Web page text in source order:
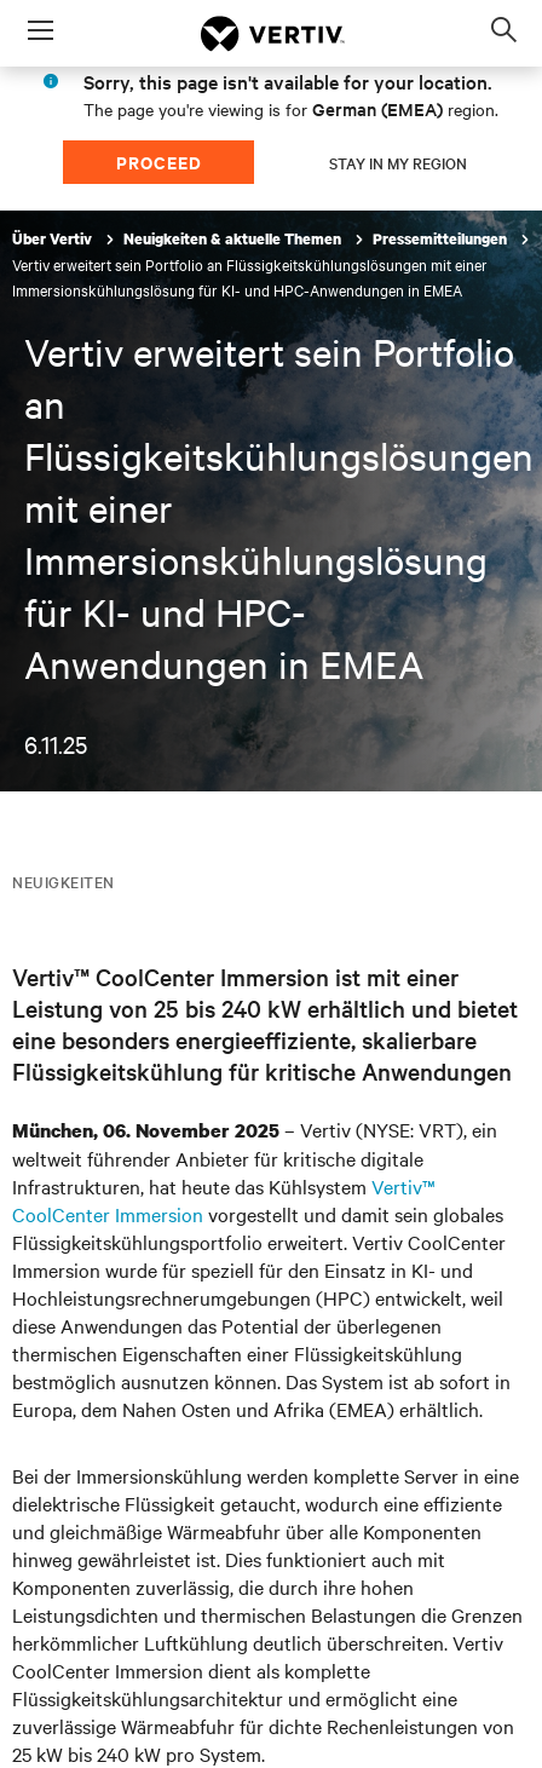
Menu
Sorry, this page isn't available for your location.
The page you're viewing is for German (EMEA) region.
PROCEED STAY IN MY REGION
Über Vertiv Neuigkeiten & aktuelle Themen Pressemitteilungen
Vertiv erweitert sein Portfolio an Flüssigkeitskühlungslösungen mit einer
Immersionskühlungslösung für KI- und HPC-Anwendungen in EMEA
Vertiv erweitert sein Portfolio
an
Flüssigkeitskühlungslösungen
mit einer
Immersionskühlungslösung
für KI- und HPC-
Anwendungen in EMEA
6.11.25
NEUIGKEITEN
Vertiv™ CoolCenter Immersion ist mit einer
Leistung von 25 bis 240 kW erhältlich und bietet
eine besonders energieeffiziente, skalierbare
Flüssigkeitskühlung für kritische Anwendungen
München, 06. November 2025– Vertiv (NYSE: VRT), ein
weltweit führender Anbieter für kritische digitale
Infrastrukturen, hat heute das Kühlsystem Vertiv™
CoolCenter Immersion vorgestellt und damit sein globales
Flüssigkeitskühlungsportfolio erweitert. Vertiv CoolCenter
Immersion wurde für speziell für den Einsatz in KI- und
Hochleistungsrechnerumgebungen (HPC) entwickelt, weil
diese Anwendungen das Potential der überlegenen
thermischen Eigenschaften einer Flüssigkeitskühlung
bestmöglich ausnutzen können. Das System ist ab sofort in
Europa, dem Nahen Osten und Afrika (EMEA) erhältlich.
Bei der Immersionskühlung werden komplette Server in eine
dielektrische Flüssigkeit getaucht, wodurch eine effiziente
und gleichmäßige Wärmeabfuhr über alle Komponenten
hinweg gewährleistet ist. Dies funktioniert auch mit
Komponenten zuverlässig, die durch ihre hohen
Leistungsdichten und thermischen Belastungen die Grenzen
herkömmlicher Luftkühlung deutlich überschreiten. Vertiv
CoolCenter Immersion dient als komplette
Flüssigkeitskühlungsarchitektur und ermöglicht eine
zuverlässige Wärmeabfuhr für dichte Rechenleistungen von
25 kW bis 240 kW pro System.